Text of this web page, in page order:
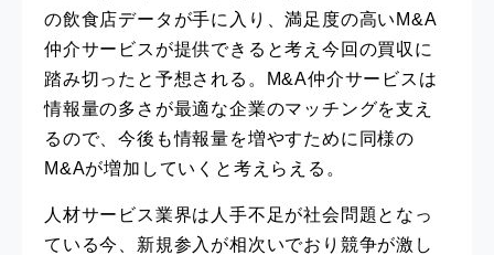
の飲食店データが手に入り、満足度の高いM&A
仲介サービスが提供できると考え今回の買収に
踏み切ったと予想される。M&A仲介サービスは
情報量の多さが最適な企業のマッチングを支え
るので、今後も情報量を増やすために同様の
M&Aが増加していくと考えらえる。
人材サービス業界は人手不足が社会問題となっ
ている今、新規参入が相次いでおり競争が激し